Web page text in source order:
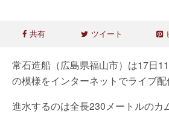
共有 ツイート
常石造船（広島県福山市）は17日
の模様をインターネットでライブ配
進水するのは全長230メートルのカ